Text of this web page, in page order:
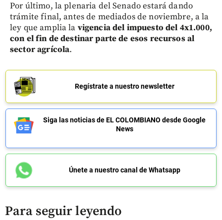
Por último, la plenaria del Senado estará dando
trámite final, antes de mediados de noviembre, a la
ley que amplia la vigencia del impuesto del 4x1.000,
con el fin de destinar parte de esos recursos al
sector agrícola.
Regístrate a nuestro newsletter
Siga las noticias de EL COLOMBIANO desde Google
News
Únete a nuestro canal de Whatsapp
Para seguir leyendo